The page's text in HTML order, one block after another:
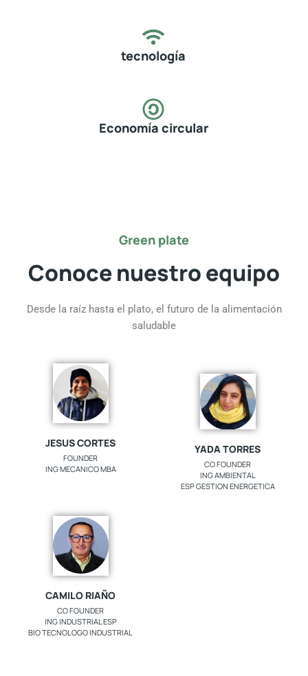
tecnología
Economía circular
Green plate
Conoce nuestro equipo
Desde la raíz hasta el plato, el futuro de la alimentación
saludable
JESUS CORTES
FOUNDER
ING MECANICO MBA
YADA TORRES
CO FOUNDER
ING AMBIENTAL
ESP GESTION ENERGETICA
CAMILO RIAÑO
CO FOUNDER
ING INDUSTRIAL ESP
BIO TECNOLOGO INDUSTRIAL